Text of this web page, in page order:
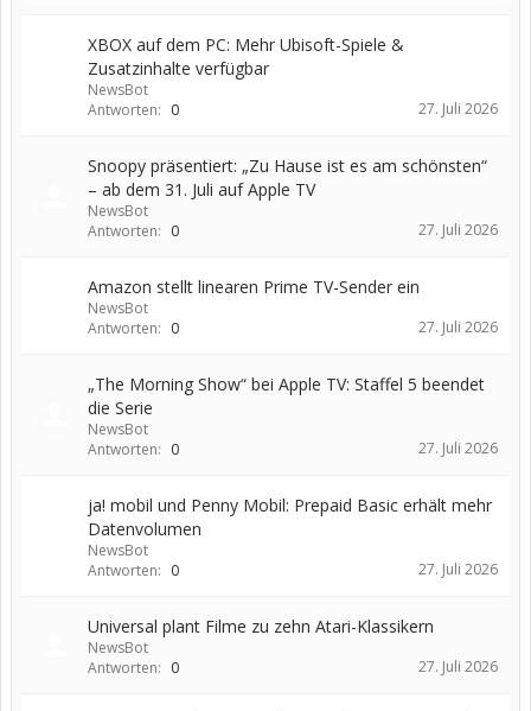
XBOX auf dem PC: Mehr Ubisoft-Spiele &
Zusatzinhalte verfügbar
NewsBot
Antworten: 0 27. Juli 2026
Snoopy präsentiert: „Zu Hause ist es am schönsten“
– ab dem 31. Juli auf Apple TV
NewsBot
Antworten: 0 27. Juli 2026
Amazon stellt linearen Prime TV-Sender ein
NewsBot
Antworten: 0 27. Juli 2026
„The Morning Show“ bei Apple TV: Staffel 5 beendet
die Serie
NewsBot
Antworten: 0 27. Juli 2026
ja! mobil und Penny Mobil: Prepaid Basic erhält mehr
Datenvolumen
NewsBot
Antworten: 0 27. Juli 2026
Universal plant Filme zu zehn Atari-Klassikern
NewsBot
Antworten: 0 27. Juli 2026